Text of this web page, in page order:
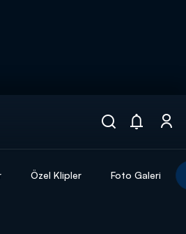
Özel Klipler Foto Galeri